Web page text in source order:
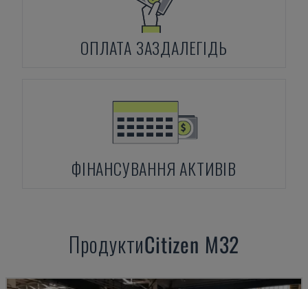
ОПЛАТА ЗАЗДАЛЕГІДЬ
ФІНАНСУВАННЯ АКТИВІВ
ПродуктиCitizen M32